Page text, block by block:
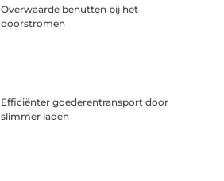
Overwaarde benutten bij het
doorstromen
Efficiënter goederentransport door
slimmer laden